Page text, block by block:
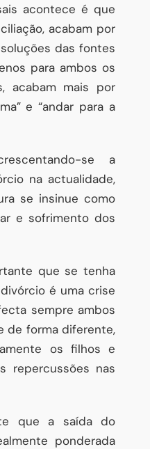
acontece é que
acabam por
das fontes
para ambos os
acabam mais por
e “andar para a
se a
na actualidade,
se insinue como
e sofrimento dos
que se tenha
é uma crise
sempre ambos
de forma diferente,
os filhos e
repercussões nas
que a saída do
ponderada